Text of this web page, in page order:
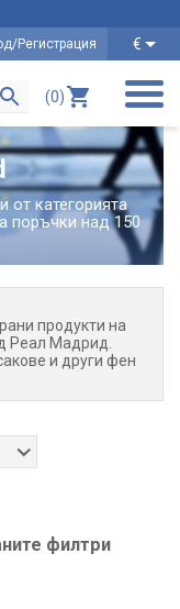
Регистрация €
(0)
от категорията
поръчки над 150
продукти на
Реал Мадрид.
и други фен
цена, с бърза
на продукта.
за
с
филтри